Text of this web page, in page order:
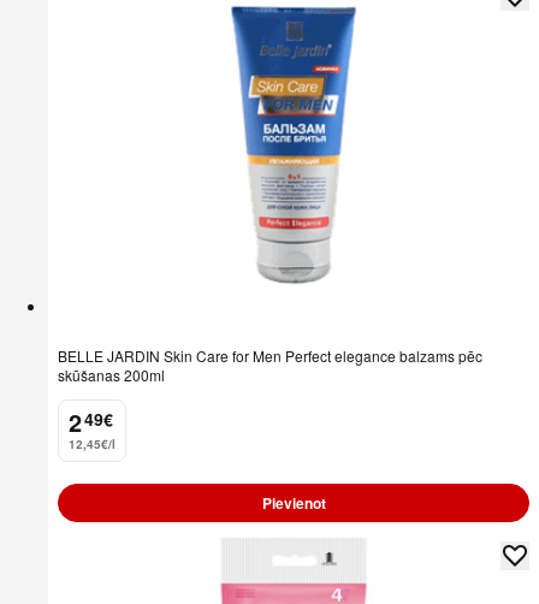
BELLE JARDIN Skin Care for Men Perfect elegance balzams pēc
skūšanas 200ml
2
. 49€
12,45€/l
Pievienot